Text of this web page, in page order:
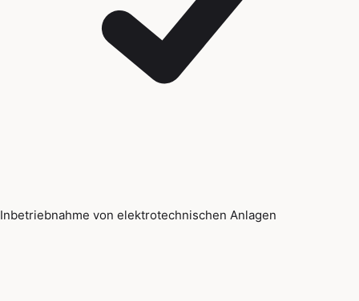
Inbetriebnahme von elektrotechnischen Anlagen